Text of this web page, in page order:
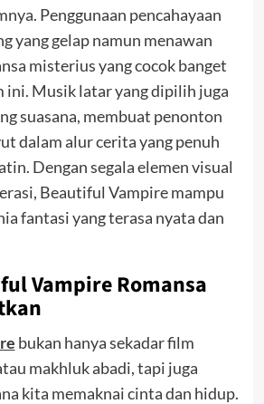
Penggunaan pencahayaan
yang gelap namun menawan
misterius yang cocok banget
ini. Musik latar yang dipilih juga
suasana, membuat penonton
dalam alur cerita yang penuh
Dengan segala elemen visual
Beautiful Vampire mampu
fantasi yang terasa nyata dan
Vampire Romansa
bukan hanya sekadar film
makhluk abadi, tapi juga
kita memaknai cinta dan hidup.